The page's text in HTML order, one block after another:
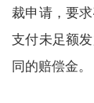
裁申请，要
支付未足额
同的赔偿金。